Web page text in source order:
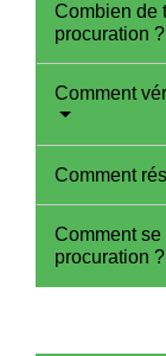
Combien de
procuration ?
Comment
Comment
Comment
procuration ?